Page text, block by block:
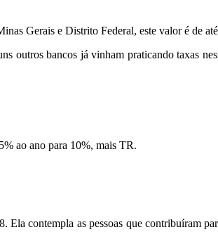
Gerais e Distrito Federal, este valor é de
bancos já vinham praticando taxas
ao ano para 10%, mais TR.
contempla as pessoas que contribuíram